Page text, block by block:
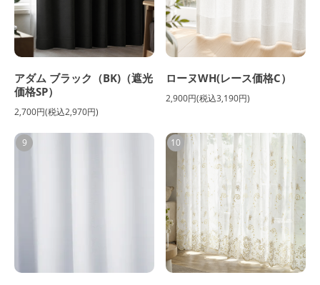
アダム ブラック（BK)（遮光
価格SP）
2,700円(税込2,970円)
ローヌWH(レース価格C）
2,900円(税込3,190円)
9 10